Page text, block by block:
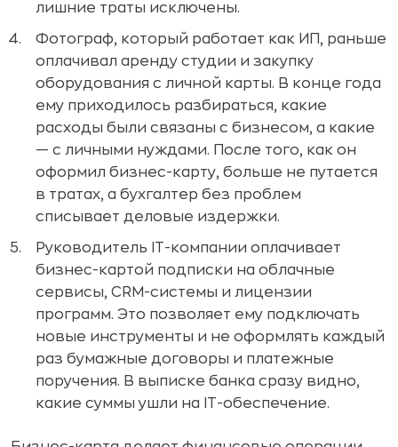
лишние траты исключены.
Фотограф, который работает как ИП, раньше
оплачивал аренду студии и закупку
оборудования с личной карты. В конце года
ему приходилось разбираться, какие
расходы были связаны с бизнесом, а какие
— с личными нуждами. После того, как он
оформил бизнес-карту, больше не путается
в тратах, а бухгалтер без проблем
списывает деловые издержки.
Руководитель IT-компании оплачивает
бизнес-картой подписки на облачные
сервисы, CRM-системы и лицензии
программ. Это позволяет ему подключать
новые инструменты и не оформлять каждый
раз бумажные договоры и платежные
поручения. В выписке банка сразу видно,
какие суммы ушли на IT-обеспечение.